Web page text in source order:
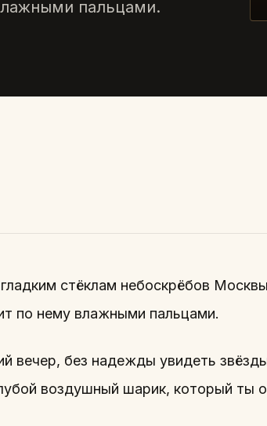
пальцами.
стёклам небоскрёбов
по нему влажными пальцами.
вечер, без надежды увидеть
воздушный шарик, который ты